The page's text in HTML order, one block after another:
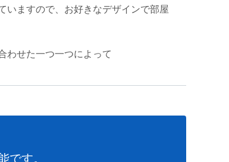
いますので、お好きなデザインで部屋
わせた一つ一つによって
です。